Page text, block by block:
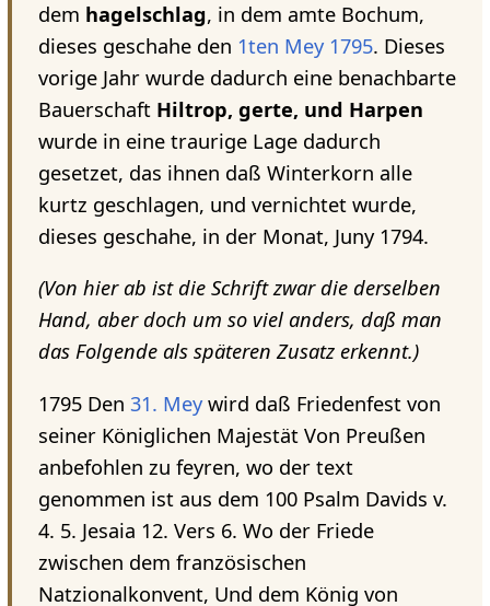
dem hagelschlag, in dem amte Bochum,
dieses geschahe den 1ten Mey 1795. Dieses
vorige Jahr wurde dadurch eine benachbarte
Bauerschaft Hiltrop, gerte, und Harpen
wurde in eine traurige Lage dadurch
gesetzet, das ihnen daß Winterkorn alle
kurtz geschlagen, und vernichtet wurde,
dieses geschahe, in der Monat, Juny 1794.
(Von hier ab ist die Schrift zwar die derselben
Hand, aber doch um so viel anders, daß man
das Folgende als späteren Zusatz erkennt.)
1795 Den 31. Meywird daß Friedenfest von
seiner Königlichen Majestät Von Preußen
anbefohlen zu feyren, wo der text
genommen ist aus dem 100 Psalm Davids v.
4. 5. Jesaia 12. Vers 6. Wo der Friede
zwischen dem französischen
Natzionalkonvent, Und dem König von